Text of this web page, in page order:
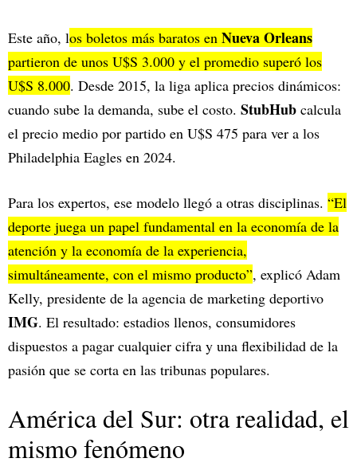
Este año, los boletos más baratos en Nueva Orleans
partieron de unos U$S 3.000 y el promedio superó los
U$S 8.000. Desde 2015, la liga aplica precios dinámicos:
cuando sube la demanda, sube el costo. StubHub calcula
el precio medio por partido en U$S 475 para ver a los
Philadelphia Eagles en 2024.
Para los expertos, ese modelo llegó a otras disciplinas. “El
deporte juega un papel fundamental en la economía de la
atención y la economía de la experiencia,
simultáneamente, con el mismo producto”, explicó Adam
Kelly, presidente de la agencia de marketing deportivo
IMG. El resultado: estadios llenos, consumidores
dispuestos a pagar cualquier cifra y una flexibilidad de la
pasión que se corta en las tribunas populares.
América del Sur: otra realidad, el
mismo fenómeno